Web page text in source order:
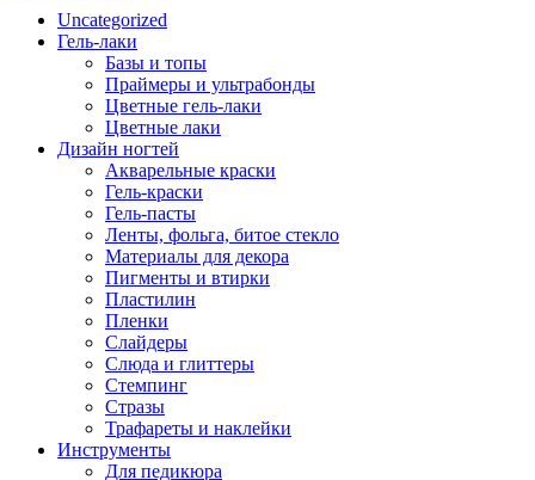
Uncategorized
Гель-лаки
Базы и топы
Праймеры и ультрабонды
Цветные гель-лаки
Цветные лаки
Дизайн ногтей
Акварельные краски
Гель-краски
Гель-пасты
Ленты, фольга, битое стекло
Материалы для декора
Пигменты и втирки
Пластилин
Пленки
Слайдеры
Слюда и глиттеры
Стемпинг
Стразы
Трафареты и наклейки
Инструменты
Для педикюра